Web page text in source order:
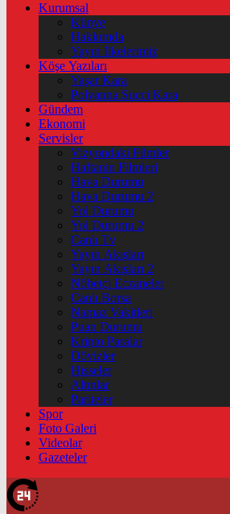
Kurumsal
Künye
Hakkımda
Yayın İlkelerimiz
Köşe Yazıları
Yaşar Kara
Polyanna Succi Kara
Gündem
Ekonomi
Servisler
Vizyondaki Filmler
Haftanin Filmleri
Hava Durumu
Hava Durumu 2
Yol Durumu
Yol Durumu 2
Canlı Tv
Yayın Akışları
Yayın Akışları 2
Nöbetçi Eczaneler
Canlı Borsa
Namaz Vakitleri
Puan Durumu
Kripto Paralar
Dövizler
Hisseler
Altınlar
Pariteler
Spor
Foto Galeri
Videolar
Gazeteler